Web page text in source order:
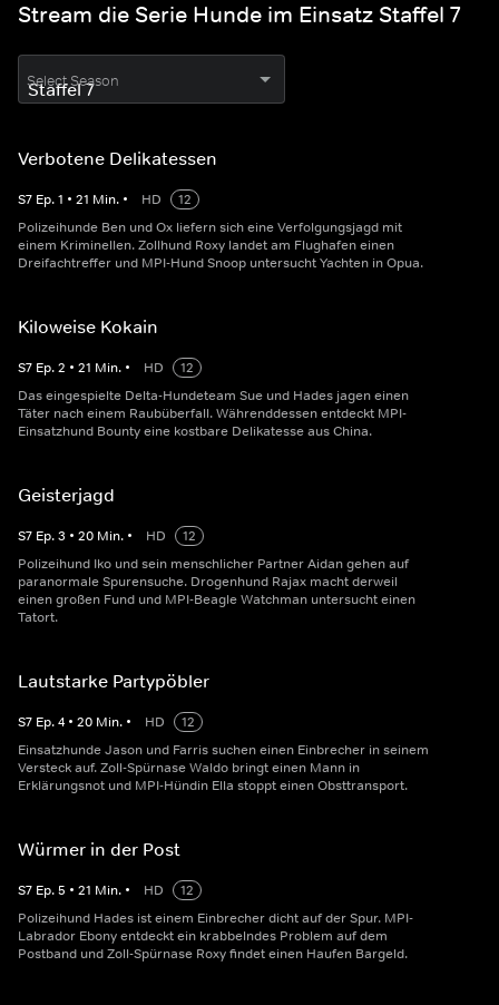
Stream die Serie Hunde im Einsatz Staffel 7
Select Season
Verbotene Delikatessen
S7 Ep.1 • 21 Min. • HD
12
Polizeihunde Ben und Ox liefern sich eine Verfolgungsjagd mit
einem Kriminellen. Zollhund Roxy landet am Flughafen einen
Dreifachtreffer und MPI-Hund Snoop untersucht Yachten in Opua.
Kiloweise Kokain
S7 Ep.2 • 21 Min. • HD
12
Das eingespielte Delta-Hundeteam Sue und Hades jagen einen
Täter nach einem Raubüberfall. Währenddessen entdeckt MPI-
Einsatzhund Bounty eine kostbare Delikatesse aus China.
Geisterjagd
S7 Ep.3 • 20 Min. • HD
12
Polizeihund Iko und sein menschlicher Partner Aidan gehen auf
paranormale Spurensuche. Drogenhund Rajax macht derweil
einen großen Fund und MPI-Beagle Watchman untersucht einen
Tatort.
Lautstarke Partypöbler
S7 Ep.4 • 20 Min. • HD
12
Einsatzhunde Jason und Farris suchen einen Einbrecher in seinem
Versteck auf. Zoll-Spürnase Waldo bringt einen Mann in
Erklärungsnot und MPI-Hündin Ella stoppt einen Obsttransport.
Würmer in der Post
S7 Ep.5 • 21 Min. • HD
12
Polizeihund Hades ist einem Einbrecher dicht auf der Spur. MPI-
Labrador Ebony entdeckt ein krabbelndes Problem auf dem
Postband und Zoll-Spürnase Roxy findet einen Haufen Bargeld.